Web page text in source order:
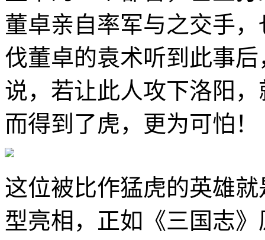
董卓亲自率军与之交手
伐董卓的袁术听到此事
说，若让此人攻下洛阳
而得到了虎，更为可怕！
这位被比作猛虎的英雄
型亮相，正如《三国志